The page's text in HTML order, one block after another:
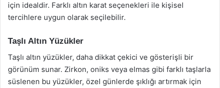
için idealdir. Farklı altın karat seçenekleri ile kişisel
tercihlere uygun olarak seçilebilir.
Taşlı Altın Yüzükler
Taşlı altın yüzükler, daha dikkat çekici ve gösterişli bir
görünüm sunar. Zirkon, oniks veya elmas gibi farklı taşlarla
süslenen bu yüzükler, özel günlerde şıklığı artırmak için